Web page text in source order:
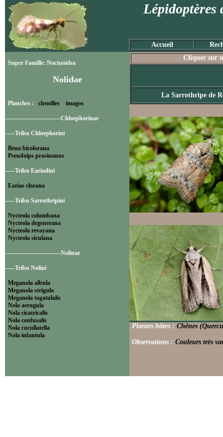
Lépidoptères
Accueil
Super Famille: Noctuoidea
Nolidae
Planches : chenilles imagos
----------------------------Chloephorinae
-----Tribu Chloephorini
Bena bicolorana
Pseudoips prasinanus
-----Tribu Eariadini
Earias clorana
-----Tribu Sarrothripini
Nycteola columbana
Nycteola degenerana
Nycteola revayana
Nycteola siculana
----------------------------Nolinae
-----Tribu Nolini
Meganola albula
Meganola strigula
Meganola togatulalis
Nola aerugula
Nola cicatricalis
Nola confusalis
Nola cucullatella
Nola infantula
Cliquer sur
La Sarrothripe de
Plantes hôtes : Chênes
Observations : Couleurs très